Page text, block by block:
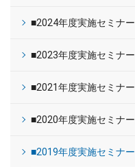
■2024年度実施セミナー
■2023年度実施セミナー
■2021年度実施セミナー
■2020年度実施セミナー
■2019年度実施セミナー